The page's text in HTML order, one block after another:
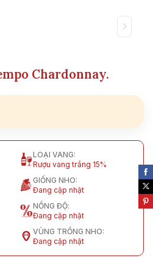
Chardonnay.
LOẠI VANG:
Rượu vang trắng 15%
GIỐNG NHO:
Đang cập nhật
NỒNG ĐỘ:
Đang cập nhật
VÙNG TRỒNG NHO:
Đang cập nhật